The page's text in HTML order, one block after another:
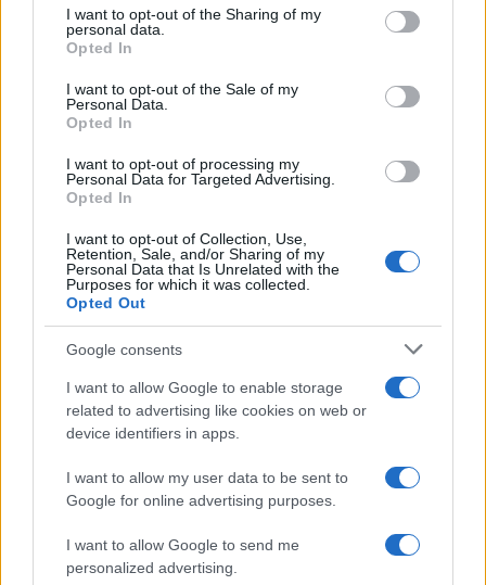
not limited to your visit or usage behaviour. You may click to
grant or deny consent to Google and its third-party tags to
use your data for below specified purposes in below Google
consent section.
I want to opt-out of the Sharing of my
personal data.
Opted In
I want to opt-out of the Sale of my
Personal Data.
Opted In
I want to opt-out of processing my
Personal Data for Targeted Advertising.
Opted In
I want to opt-out of Collection, Use,
Retention, Sale, and/or Sharing of my
Personal Data that Is Unrelated with the
Purposes for which it was collected.
Opted Out
Google consents
I want to allow Google to enable storage
related to advertising like cookies on web or
device identifiers in apps.
I want to allow my user data to be sent to
Google for online advertising purposes.
I want to allow Google to send me
personalized advertising.